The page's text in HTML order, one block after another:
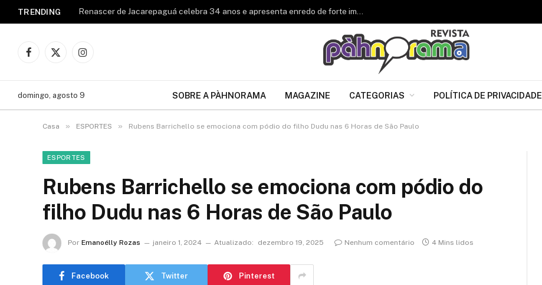
TRENDING Renascer de Jacarepaguá celebra 34 anos e apresenta enredo de forte impacto para o Carnaval 2027
Facebook
X
Instagram
domingo, agosto 9 SOBRE A PÀHNORAMA MAGAZINE CATEGORIAS POLÍTICA DE PRIVACIDADE
Casa » ESPORTES » Rubens Barrichello se emociona com pódio do filho Dudu nas 6 Horas de São Paulo
ESPORTES
Rubens Barrichello se emociona com pódio do
filho Dudu nas 6 Horas de São Paulo
Por Emanoélly Rozas janeiro 1, 2024 Atualizado: dezembro 19, 2025 Nenhum comentário 4 Mins lidos
Facebook Twitter Pinterest